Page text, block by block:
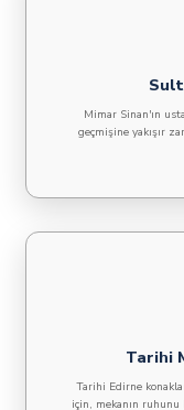
Mimar Sinan'ın
geçmişine yakışır
Tarihi
Tarihi Edirne
için, mekanın